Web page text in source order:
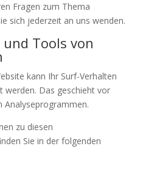
Fragen zum Thema
sich jederzeit an uns wenden.
Tools von
kann Ihr Surf-Verhalten
werden. Das geschieht vor
Analyseprogrammen.
zu diesen
Sie in der folgenden